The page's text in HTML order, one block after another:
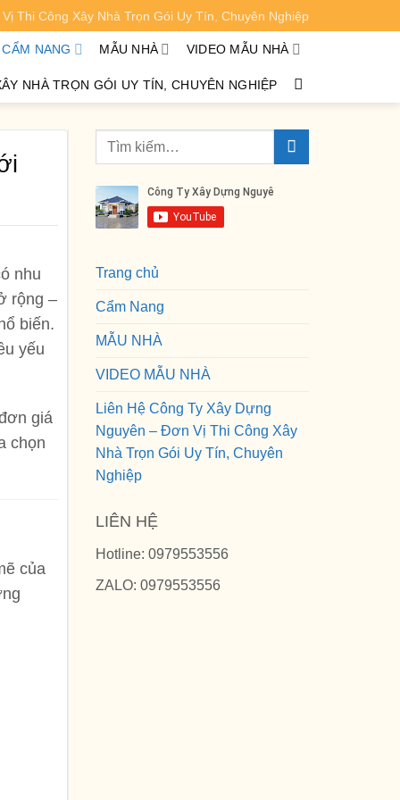
Thi Công Xây Nhà Trọn Gói Uy Tín, Chuyên Nghiệp
CẨM NANG MẪU NHÀ VIDEO MẪU NHÀ
NHÀ TRỌN GÓI UY TÍN, CHUYÊN NGHIỆP
nhu
rộng –
biến.
yếu
giá
chọn
của
Trang chủ
Cẩm Nang
MẪU NHÀ
VIDEO MẪU NHÀ
Liên Hệ Công Ty Xây Dựng
Nguyên – Đơn Vị Thi Công Xây
Nhà Trọn Gói Uy Tín, Chuyên
Nghiệp
LIÊN HỆ
Hotline: 0979553556
ZALO: 0979553556
XEM CHI TIẾT